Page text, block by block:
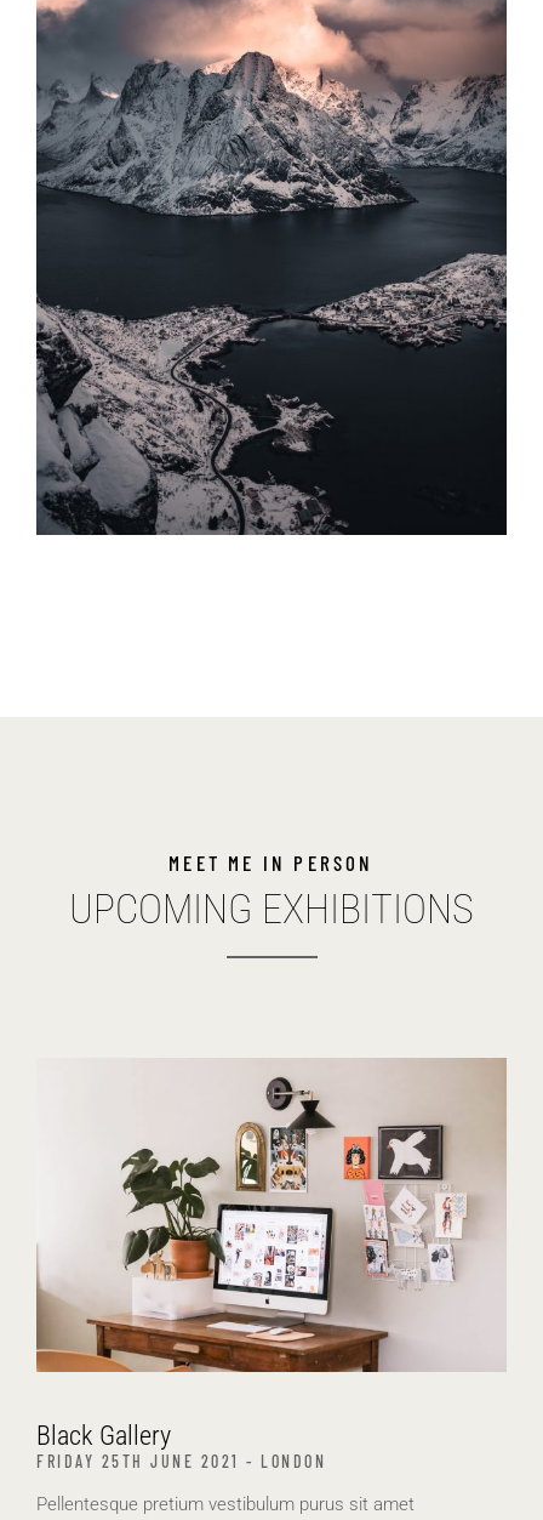
MEET ME IN PERSON
UPCOMING EXHIBITIONS
Black Gallery
FRIDAY 25TH JUNE 2021 - LONDON
Pellentesque pretium vestibulum purus sit amet